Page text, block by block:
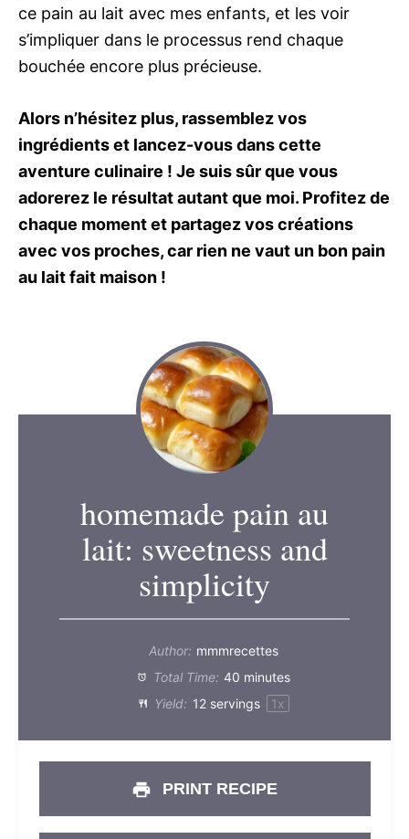
ce pain au lait avec mes enfants, et les voir
s’impliquer dans le processus rend chaque
bouchée encore plus précieuse.
Alors n’hésitez plus, rassemblez vos
ingrédients et lancez-vous dans cette
aventure culinaire ! Je suis sûr que vous
adorerez le résultat autant que moi. Profitez de
chaque moment et partagez vos créations
avec vos proches, car rien ne vaut un bon pain
au lait fait maison !
homemade pain au
lait: sweetness and
simplicity
Author: mmmrecettes
Total Time: 40 minutes
Yield: 12servings 1x
PRINT RECIPE